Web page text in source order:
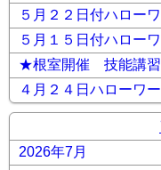
５月２２日付ハロー
５月１５日付ハロー
★根室開催 技能講習
４月２４日ハローワ
2026年7月